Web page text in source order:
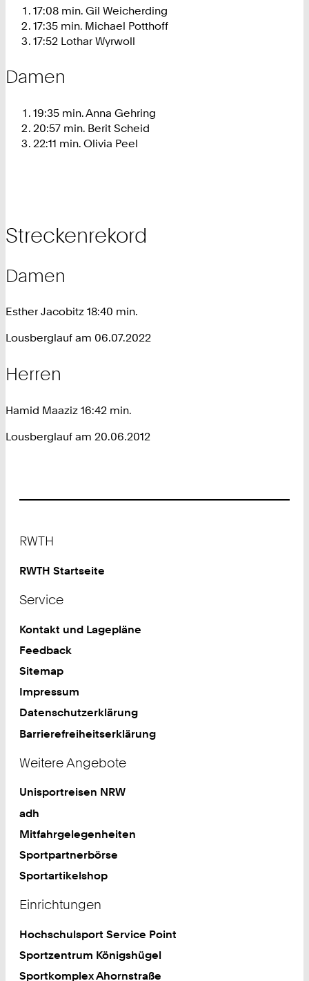
17:08 min. Gil Weicherding
17:35 min. Michael Potthoff
17:52 Lothar Wyrwoll
Damen
19:35 min. Anna Gehring
20:57 min. Berit Scheid
22:11 min. Olivia Peel
Streckenrekord
Damen
Esther Jacobitz 18:40 min.
Lousberglauf am 06.07.2022
Herren
Hamid Maaziz 16:42 min.
Lousberglauf am 20.06.2012
RWTH
RWTH Startseite
Service
Kontakt und Lagepläne
Feedback
Sitemap
Impressum
Datenschutzerklärung
Barrierefreiheitserklärung
Weitere Angebote
Unisportreisen NRW
adh
Mitfahrgelegenheiten
Sportpartnerbörse
Sportartikelshop
Einrichtungen
Hochschulsport Service Point
Sportzentrum Königshügel
Sportkomplex Ahornstraße